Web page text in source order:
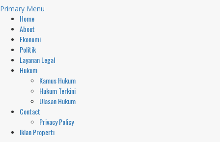
Primary Menu
Home
About
Ekonomi
Politik
Layanan Legal
Hukum
Kamus Hukum
Hukum Terkini
Ulasan Hukum
Contact
Privacy Policy
Iklan Properti